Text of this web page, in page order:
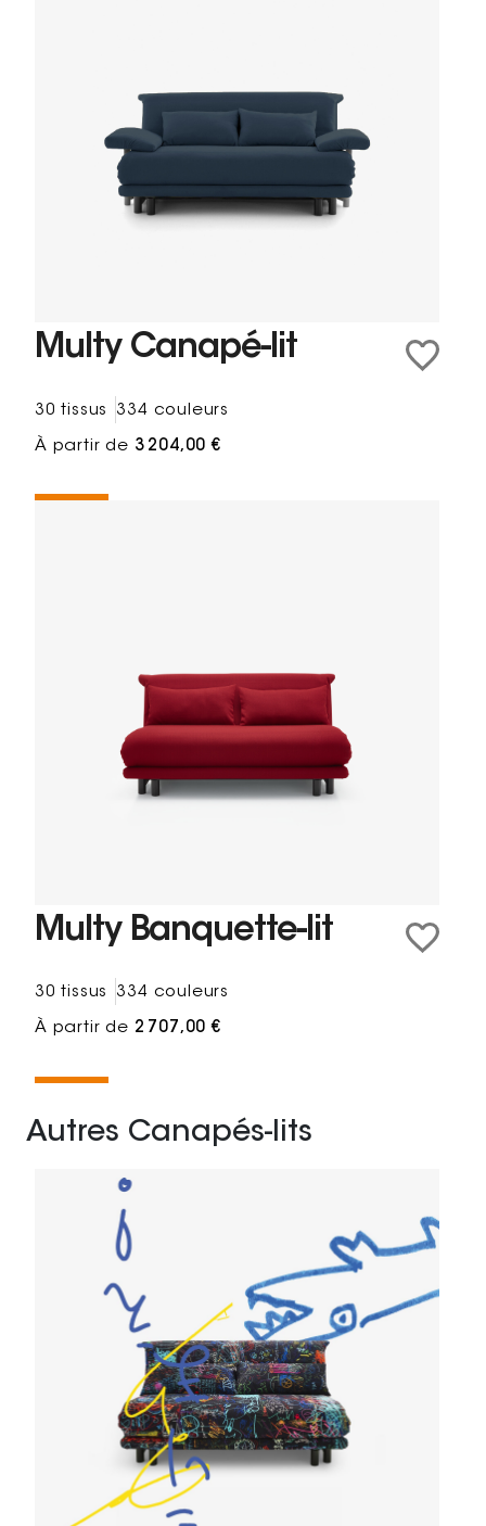
Multy Canapé-lit
30 tissus 334 couleurs
À partir de 3 204,00 €
Multy Banquette-lit
30 tissus 334 couleurs
À partir de 2 707,00 €
Autres Canapés-lits